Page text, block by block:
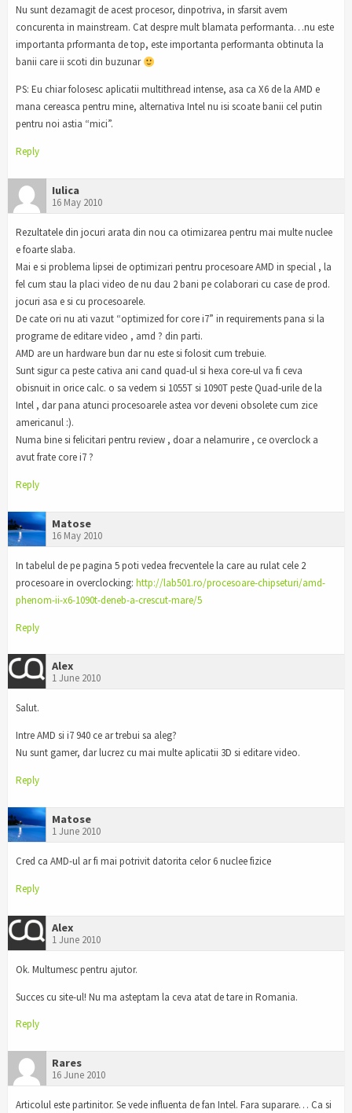
Nu sunt dezamagit de acest procesor, dinpotriva, in sfarsit avem
concurenta in mainstream. Cat despre mult blamata performanta…nu este
importanta prformanta de top, este importanta performanta obtinuta la
banii care ii scoti din buzunar
PS: Eu chiar folosesc aplicatii multithread intense, asa ca X6 de la AMD e
mana cereasca pentru mine, alternativa Intel nu isi scoate banii cel putin
pentru noi astia “mici”.
Reply
Iulica
16 May 2010
Rezultatele din jocuri arata din nou ca otimizarea pentru mai multe nuclee
e foarte slaba.
Mai e si problema lipsei de optimizari pentru procesoare AMD in special , la
fel cum stau la placi video de nu dau 2 bani pe colaborari cu case de prod.
jocuri asa e si cu procesoarele.
De cate ori nu ati vazut “optimized for core i7” in requirements pana si la
programe de editare video , amd ? din parti.
AMD are un hardware bun dar nu este si folosit cum trebuie.
Sunt sigur ca peste cativa ani cand quad-ul si hexa core-ul va fi ceva
obisnuit in orice calc. o sa vedem si 1055T si 1090T peste Quad-urile de la
Intel , dar pana atunci procesoarele astea vor deveni obsolete cum zice
americanul :).
Numa bine si felicitari pentru review , doar a nelamurire , ce overclock a
avut frate core i7 ?
Reply
Matose
16 May 2010
In tabelul de pe pagina 5 poti vedea frecventele la care au rulat cele 2
procesoare in overclocking: http://lab501.ro/procesoare-chipseturi/amd-
phenom-ii-x6-1090t-deneb-a-crescut-mare/5
Reply
Alex
1 June 2010
Salut.
Intre AMD si i7 940 ce ar trebui sa aleg?
Nu sunt gamer, dar lucrez cu mai multe aplicatii 3D si editare video.
Reply
Matose
1 June 2010
Cred ca AMD-ul ar fi mai potrivit datorita celor 6 nuclee fizice
Reply
Alex
1 June 2010
Ok. Multumesc pentru ajutor.
Succes cu site-ul! Nu ma asteptam la ceva atat de tare in Romania.
Reply
Rares
16 June 2010
Articolul este partinitor. Se vede influenta de fan Intel. Fara suparare… Ca si